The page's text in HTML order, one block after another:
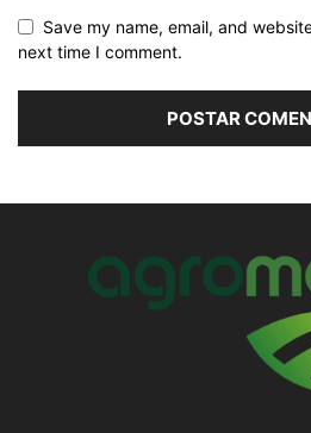
Save my name, email, and
next time I comment.